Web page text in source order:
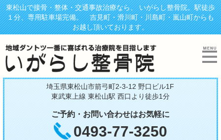
東松山で接骨・整体・交通事故治療なら、 いがらし整骨院。駅徒歩
１分、専用駐車場完備。 吉見町・滑川町・川島町・嵐山町からも
お越し頂いております。
埼玉県東松山市箭弓町2-3-12 野口ビル1F
東武東上線 東松山駅 西口より徒歩1分
ご予約・お問い合わせはお気軽に
0493-77-3250